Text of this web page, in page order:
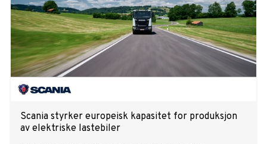
Scania styrker europeisk kapasitet for produksjon
av elektriske lastebiler